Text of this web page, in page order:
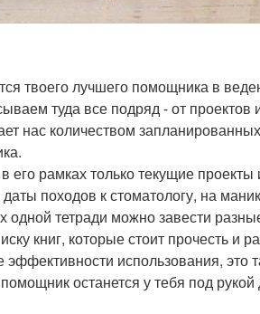
твоего лучшего помощника в
туда все подряд - от
нас количеством
его рамках только текущие
походов к стоматологу, на
одной тетради можно завести
книг, которые стоит прочесть и
использования, это
останется у тебя под